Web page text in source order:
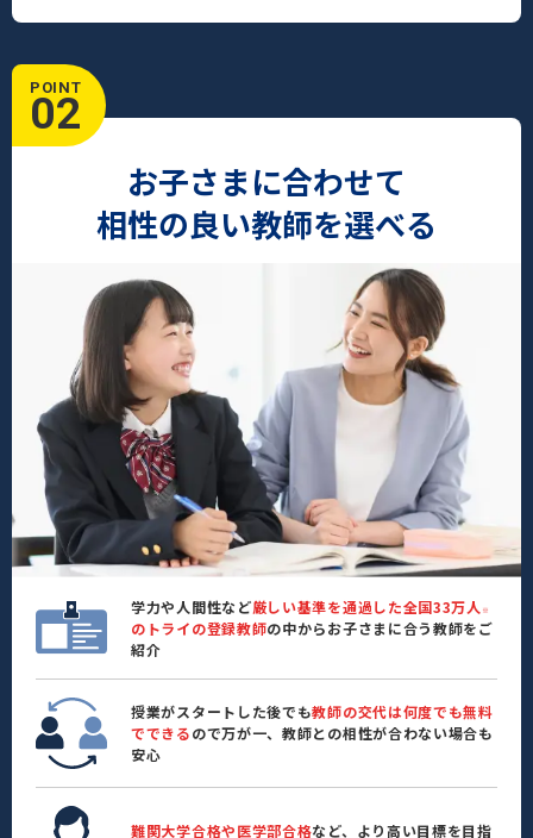
POINT
02
お子さまに合わせて
相性の良い教師を選べる
学力や人間性など厳しい基準を通過した全国33万人 ※
のトライの登録教師の中からお子さまに合う教師をご
紹介
授業がスタートした後でも教師の交代は何度でも無料
でできるので万が一、教師との相性が合わない場合も
安心
難関大学合格や医学部合格など、より高い目標を目指